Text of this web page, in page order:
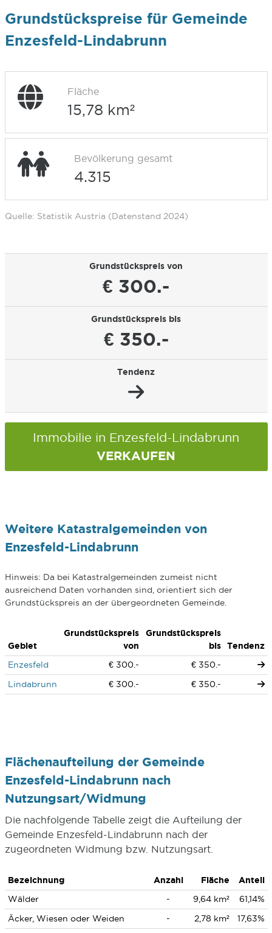
Grundstückspreise für Gemeinde
Enzesfeld-Lindabrunn
Fläche
15,78 km²
Bevölkerung gesamt
4.315
Quelle: Statistik Austria (Datenstand 2024)
Grundstückspreis von
€ 300.-
Grundstückspreis bis
€ 350.-
Tendenz
Immobilie in Enzesfeld-Lindabrunn
VERKAUFEN
Weitere Katastralgemeinden von
Enzesfeld-Lindabrunn
Hinweis: Da bei Katastralgemeinden zumeist nicht
ausreichend Daten vorhanden sind, orientiert sich der
Grundstückspreis an der übergeordneten Gemeinde.
Gebiet
Grundstückspreis
von
Grundstückspreis
bis
Tendenz
Enzesfeld
€ 300.-
€ 350.-
Lindabrunn
€ 300.- € 350.-
Flächenaufteilung der Gemeinde
Enzesfeld-Lindabrunn nach
Nutzungsart/Widmung
Die nachfolgende Tabelle zeigt die Aufteilung der
Gemeinde Enzesfeld-Lindabrunn nach der
zugeordneten Widmung bzw. Nutzungsart.
Bezeichnung Anzahl Fläche
Anteil
Wälder
- 9,64 km²
61,14%
Äcker, Wiesen oder Weiden
- 2,78 km² 17,63%